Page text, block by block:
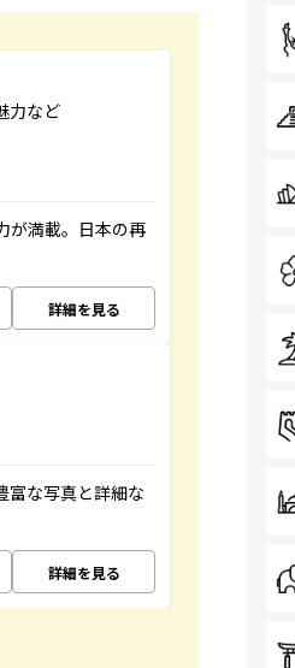
力など
が満載。日本の再
詳細を見る
富な写真と詳細な
詳細を見る